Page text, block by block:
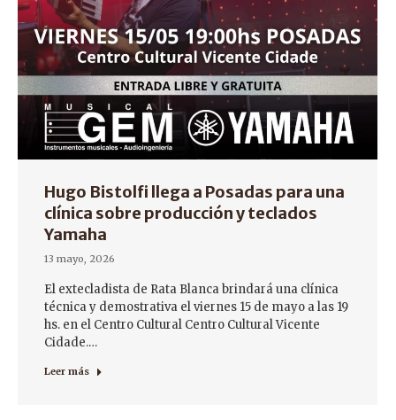
Hugo Bistolfi llega a Posadas para una
clínica sobre producción y teclados
Yamaha
13 mayo, 2026
El extecladista de Rata Blanca brindará una clínica
técnica y demostrativa el viernes 15 de mayo a las 19
hs. en el Centro Cultural Centro Cultural Vicente
Cidade.…
Leer más